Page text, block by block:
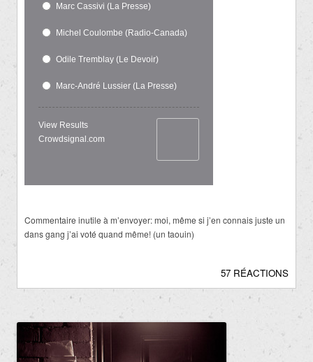
Marc Cassivi (La Presse)
Michel Coulombe (Radio-Canada)
Odile Tremblay (Le Devoir)
Marc-André Lussier (La Presse)
View Results
Crowdsignal.com
Commentaire inutile à m’envoyer: moi, même si j’en connais juste un
dans gang j’ai voté quand même! (un taouin)
57 RÉACTIONS